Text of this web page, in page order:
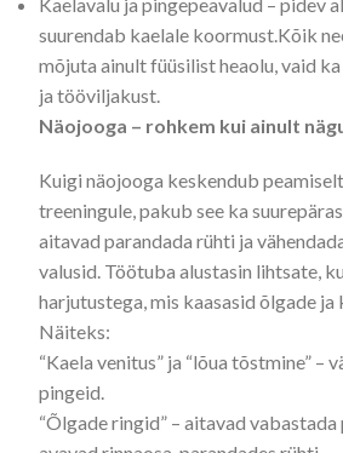
suurendab kaelale koormust.Kõik
mõjuta ainult füüsilist heaolu, vaid
ja tööviljakust.
Näojooga – rohkem kui ainult
Kuigi näojooga keskendub
treeningule, pakub see ka
aitavad parandada rühti ja
valusid. Töötuba alustasin lihtsate,
harjutustega, mis kaasasid õlgade
Näiteks:
“Kaela venitus” ja “lõua tõstmine” –
pingeid.
“Õlgade ringid” – aitavad